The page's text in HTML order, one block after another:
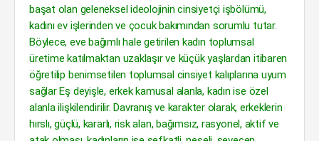
başat olan geleneksel ideolojinin cinsiyetçi işbölümü,
kadını ev işlerinden ve çocuk bakımından sorumlu tutar.
Böylece, eve bağımlı hale getirilen kadın toplumsal
üretime katılmaktan uzaklaşır ve küçük yaşlardan itibaren
öğretilip benimsetilen toplumsal cinsiyet kalıplarına uyum
sağlar Eş deyişle, erkek kamusal alanla, kadın ise özel
alanla ilişkilendirilir. Davranış ve karakter olarak, erkeklerin
hırslı, güçlü, kararlı, risk alan, bağımsız, rasyonel, aktif ve